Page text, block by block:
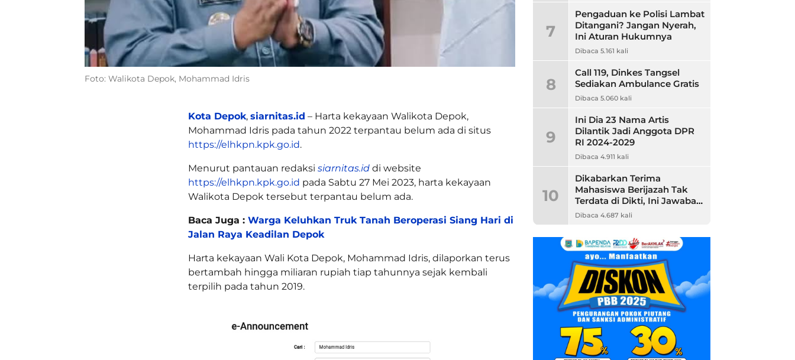
Foto: Walikota Depok, Mohammad Idris
Kota Depok, siarnitas.id – Harta kekayaan Walikota Depok,
Mohammad Idris pada tahun 2022 terpantau belum ada di situs
https://elhkpn.kpk.go.id.
Menurut pantauan redaksi siarnitas.id di website
https://elhkpn.kpk.go.id pada Sabtu 27 Mei 2023, harta kekayaan
Walikota Depok tersebut terpantau belum ada.
Baca Juga : Warga Keluhkan Truk Tanah Beroperasi Siang Hari di
Jalan Raya Keadilan Depok
Harta kekayaan Wali Kota Depok, Mohammad Idris, dilaporkan terus
bertambah hingga miliaran rupiah tiap tahunnya sejak kembali
terpilih pada tahun 2019.
7
Pengaduan ke Polisi Lambat
Ditangani? Jangan Nyerah,
Ini Aturan Hukumnya
Dibaca 5.161 kali
8
Call 119, Dinkes Tangsel
Sediakan Ambulance Gratis
Dibaca 5.060 kali
9
Ini Dia 23 Nama Artis
Dilantik Jadi Anggota DPR
RI 2024-2029
Dibaca 4.911 kali
10
Dikabarkan Terima
Mahasiswa Berijazah Tak
Terdata di Dikti, Ini Jawaban
Unpam
Dibaca 4.687 kali